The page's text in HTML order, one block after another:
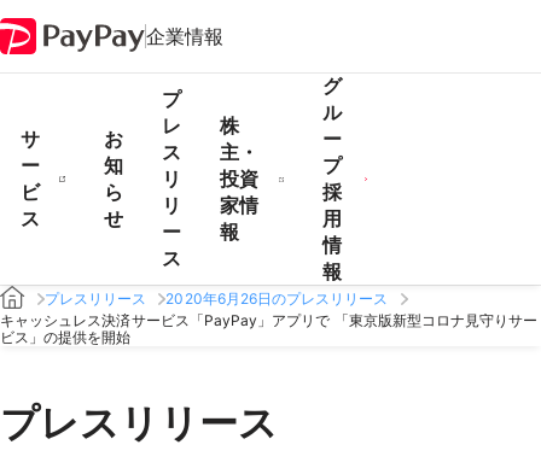
企業情報
サ
ー
ビ
ス
お
知
ら
せ
プ
レ
ス
リ
リ
ー
ス
株
主・
投資
家情
報
グ
ル
ー
プ
採
用
情
報
プレスリリース
2020年6月26日のプレスリリース
キャッシュレス決済サービス「PayPay」アプリで 「東京版新型コロナ見守りサー
ビス」の提供を開始
プレスリリース